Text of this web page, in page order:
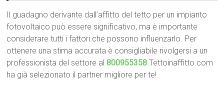
Il guadagno derivante dall’affitto del tetto per un impianto
fotovoltaico può essere significativo, ma è importante
considerare tutti i fattori che possono influenzarlo. Per
ottenere una stima accurata è consigliabile rivolgersi a un
professionista del settore al800955358 Tettoinaffitto.com
ha già selezionato il partner migliore per te!